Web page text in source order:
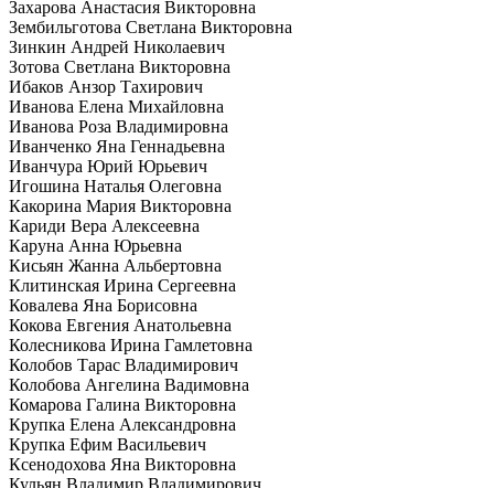
Захарова Анастасия Викторовна
Зембильготова Светлана Викторовна
Зинкин Андрей Николаевич
Зотова Светлана Викторовна
Ибаков Анзор Тахирович
Иванова Елена Михайловна
Иванова Роза Владимировна
Иванченко Яна Геннадьевна
Иванчура Юрий Юрьевич
Игошина Наталья Олеговна
Какорина Мария Викторовна
Кариди Вера Алексеевна
Каруна Анна Юрьевна
Кисьян Жанна Альбертовна
Клитинская Ирина Сергеевна
Ковалева Яна Борисовна
Кокова Евгения Анатольевна
Колесникова Ирина Гамлетовна
Колобов Тарас Владимирович
Колобова Ангелина Вадимовна
Комарова Галина Викторовна
Крупка Елена Александровна
Крупка Ефим Васильевич
Ксенодохова Яна Викторовна
Кульян Владимир Владимирович